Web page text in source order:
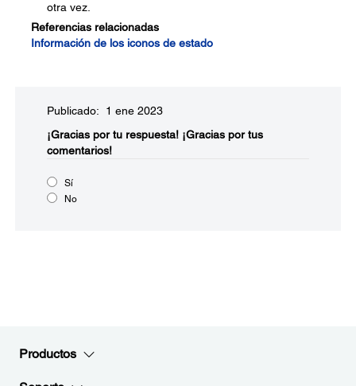
otra vez.
Referencias relacionadas
Información de los iconos de estado
Publicado: 1 ene 2023
¡Gracias por tu respuesta! ¡Gracias por tus
comentarios!
Sí
No
Productos